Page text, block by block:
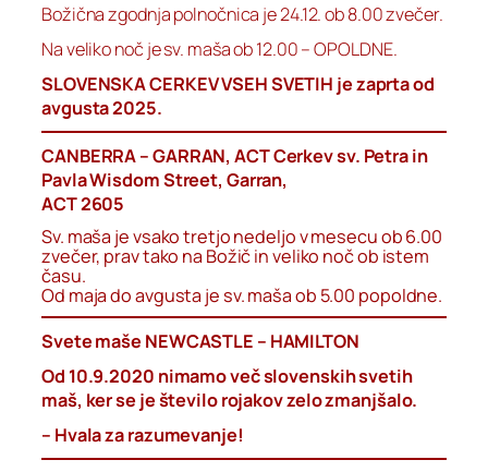
Božična zgodnja polnočnica je 24.12. ob 8.00 zvečer.
Na veliko noč je sv. maša ob 12.00 – OPOLDNE.
SLOVENSKA CERKEV VSEH SVETIH je zaprta od
avgusta 2025.
CANBERRA – GARRAN, ACT Cerkev sv. Petra in
Pavla Wisdom Street, Garran,
ACT 2605
Sv. maša je vsako tretjo nedeljo v mesecu ob 6.00
zvečer, prav tako na Božič in veliko noč ob istem
času.
Od maja do avgusta je sv. maša ob 5.00 popoldne.
Svete maše NEWCASTLE – HAMILTON
Od 10.9.2020 nimamo več slovenskih svetih
maš, ker se je število rojakov zelo zmanjšalo.
– Hvala za razumevanje!